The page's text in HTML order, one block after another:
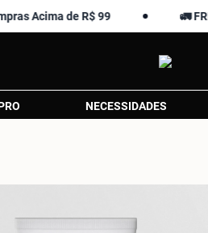
de R$ 99 🚛 FRETE
NECESSIDADES